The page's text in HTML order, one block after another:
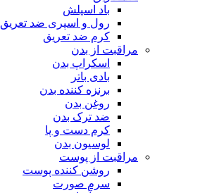
باد اسپلش
رول و اسپری ضد تعریق
کرم ضد تعریق
مراقبت از بدن
اسکراپ بدن
بادی باتر
برنزه کننده بدن
روغن بدن
ضد ترک بدن
کرم دست و پا
لوسیون بدن
مراقبت از پوست
روشن کننده پوست
سرم صورت